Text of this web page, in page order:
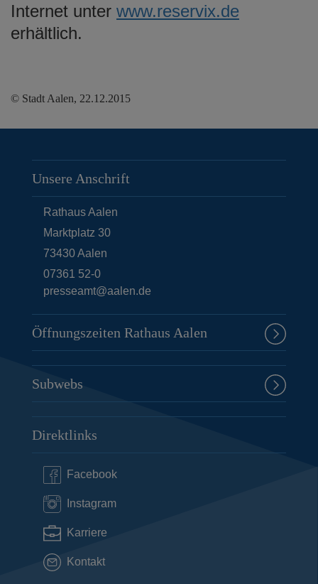
Internet unter www.reservix.de
erhältlich.
© Stadt Aalen, 22.12.2015
Unsere Anschrift
Rathaus Aalen
Marktplatz 30
73430Aalen
07361 52-0
presseamt@aalen.de
Öffnungszeiten Rathaus Aalen
Subwebs
Direktlinks
Facebook
Instagram
Karriere
Kontakt